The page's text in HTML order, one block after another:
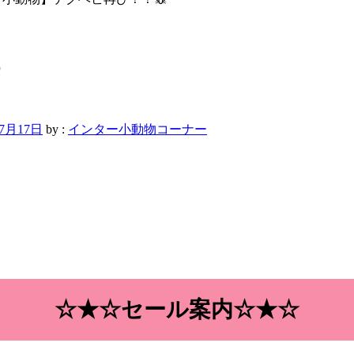
月17日 by : インター小動物コーナー
☆★☆セール案内☆★☆